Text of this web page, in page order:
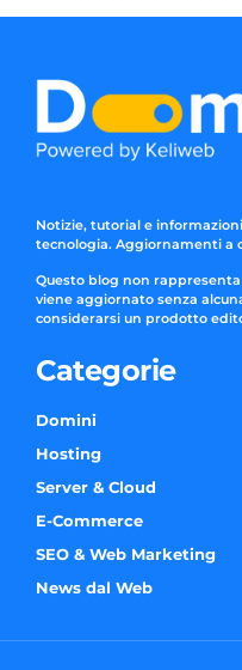
Notizie, tutorial e
tecnologia. Aggiornamenti a
Questo blog non
viene aggiornato senza
considerarsi un prodotto
Categorie
Domini
Hosting
Server & Cloud
E-Commerce
SEO & Web Marketing
News dal Web